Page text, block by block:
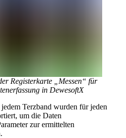
Registerkarte „Messen“ für
in DewesoftX
Terzband wurden für jeden
um die Daten
zur ermittelten